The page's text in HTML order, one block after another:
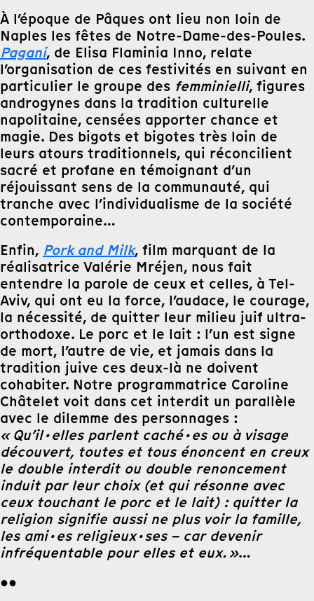
À l’époque de Pâques ont lieu non loin de
Naples les fêtes de Notre-Dame-des-Poules.
Pagani, de Elisa Flaminia Inno, relate
l’organisation de ces festivités en suivant en
particulier le groupe des femminielli, figures
androgynes dans la tradition culturelle
napolitaine, censées apporter chance et
magie. Des bigots et bigotes très loin de
leurs atours traditionnels, qui réconcilient
sacré et profane en témoignant d’un
réjouissant sens de la communauté, qui
tranche avec l’individualisme de la société
contemporaine…
Enfin, Pork and Milk, film marquant de la
réalisatrice Valérie Mréjen, nous fait
entendre la parole de ceux et celles, à Tel-
Aviv, qui ont eu la force, l’audace, le courage,
la nécessité, de quitter leur milieu juif ultra-
orthodoxe. Le porc et le lait : l’un est signe
de mort, l’autre de vie, et jamais dans la
tradition juive ces deux-là ne doivent
cohabiter. Notre programmatrice Caroline
Châtelet voit dans cet interdit un parallèle
avec le dilemme des personnages :
« Qu’il·elles parlent caché·es ou à visage
découvert, toutes et tous énoncent en creux
le double interdit ou double renoncement
induit par leur choix (et qui résonne avec
ceux touchant le porc et le lait) : quitter la
religion signifie aussi ne plus voir la famille,
les ami·es religieux·ses – car devenir
infréquentable pour elles et eux. »…
●●